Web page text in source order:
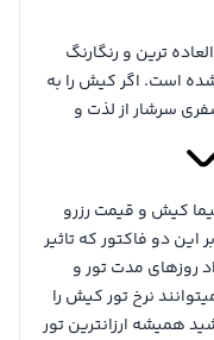
ترین و رنگارنگ
است. اگر کیش را به
سرشار از لذت و
کیش و قیمت رزرو
دو فاکتور که تاثیر
روزهای مدت تور و
نرخ تور کیش را
همیشه ارزانترین تور